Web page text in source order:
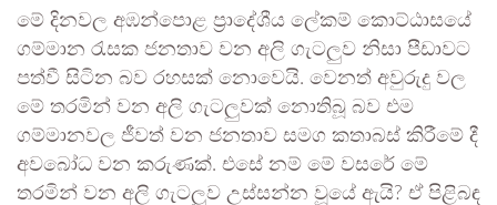
මේ දිනවල අඹන්පොළ ප්‍රාදේශීය ලේකම් කොට්ඨාසයේ
ගම්මාන රැසක ජනතාව වන අලි ගැටලුව නිසා පීඩාවට
පත්වී සිටින බව රහසක් නොවෙයි. වෙනත් අවුරුදු වල
මේ තරමින් වන අලි ගැටලුවක් නොතිබූ බව එම
ගම්මානවල ජීවත් වන ජනතාව සමග කතාබස් කිරීමේ දී
අවබෝධ වන කරුණක්. එසේ නම් මේ වසරේ මේ
තරමින් වන අලි ගැටලුව උස්සන්න වූයේ ඇයි? ඒ පිළිබඳ